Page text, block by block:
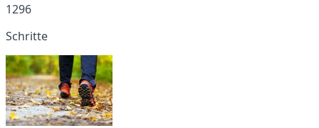
1296
Schritte